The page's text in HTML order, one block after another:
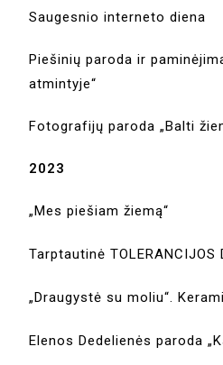
Saugesnio interneto diena
Piešinių paroda ir
atmintyje“
Fotografijų paroda „Balti
2023
„Mes piešiam žiemą“
Tarptautinė TOLERANCIJOS
„Draugystė su moliu“.
Elenos Dedelienės paroda